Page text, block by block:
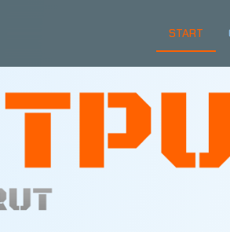
START